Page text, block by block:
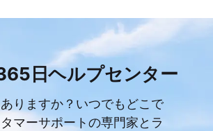
日ヘルプセンター
りますか？いつでもどこで
マーサポートの専門家とラ